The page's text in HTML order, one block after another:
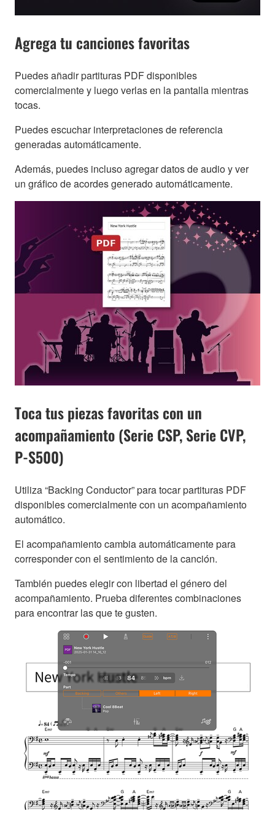
Agrega tu canciones favoritas
Puedes añadir partituras PDF disponibles
comercialmente y luego verlas en la pantalla mientras
tocas.
Puedes escuchar interpretaciones de referencia
generadas automáticamente.
Además, puedes incluso agregar datos de audio y ver
un gráfico de acordes generado automáticamente.
Toca tus piezas favoritas con un
acompañamiento (Serie CSP, Serie CVP,
P-S500)
Utiliza “Backing Conductor” para tocar partituras PDF
disponibles comercialmente con un acompañamiento
automático.
El acompañamiento cambia automáticamente para
corresponder con el sentimiento de la canción.
También puedes elegir con libertad el género del
acompañamiento. Prueba diferentes combinaciones
para encontrar las que te gusten.